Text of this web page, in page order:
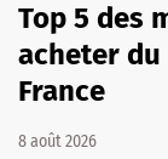
Top 5 des
acheter du
France
8 août 2026